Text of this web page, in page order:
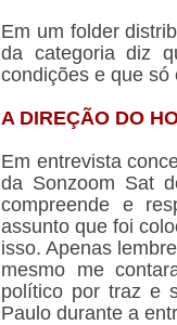
Em um folder
da categoria diz
condições e que
A DIREÇÃO DO
Em entrevista
da Sonzoom Sat
compreende e
assunto que foi
isso. Apenas
mesmo me
político por traz e
Paulo durante a